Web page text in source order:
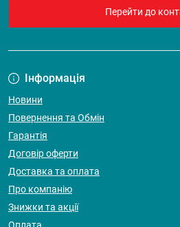
Перейти до
Інформація
Новини
Повернення та Обмін
Гарантія
Договір оферти
Доставка та оплата
Про компанію
Знижки та акції